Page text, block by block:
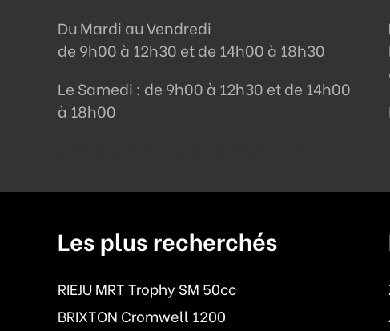
Du Mardi au Vendredi
de 9h00 à 12h30 et de 14h00 à 18h30
Le Samedi : de 9h00 à 12h30 et de 14h00
à 18h00
Les plus recherchés
RIEJU MRT Trophy SM 50cc
BRIXTON Cromwell 1200